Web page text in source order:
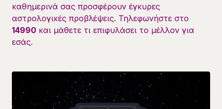
καθημερινά σας προσφέρουν έγκυρες
αστρολογικές προβλέψεις. Τηλεφωνήστε στο
14990 και μάθετε τι επιφυλάσει το μέλλον για
εσάς.